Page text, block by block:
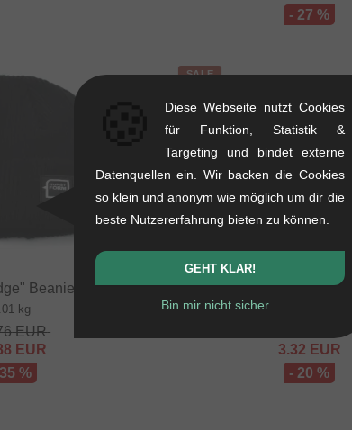
- 27 %
Beanie Mütze
kg
EUR
EUR
%
SALE
Rant BMX Schlauch
3.32 EUR
- 20 %
Diese Webseite nutzt Cookies
für Funktion, Statistik &
Targeting und bindet externe
Datenquellen ein. Wir backen die Cookies
so klein und anonym wie möglich um dir die
beste Nutzererfahrung bieten zu können.
GEHT KLAR!
Bin mir nicht sicher...